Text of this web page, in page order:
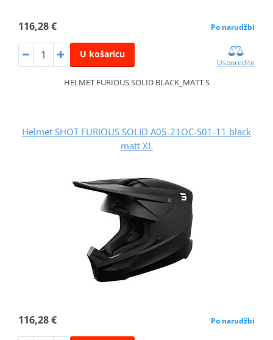
116,28 € Po narudžbi
U košaricu
Usporedite
HELMET FURIOUS SOLID BLACK_MATT S
Helmet SHOT FURIOUS SOLID A05-21OC-S01-11 black
matt XL
116,28 € Po narudžbi